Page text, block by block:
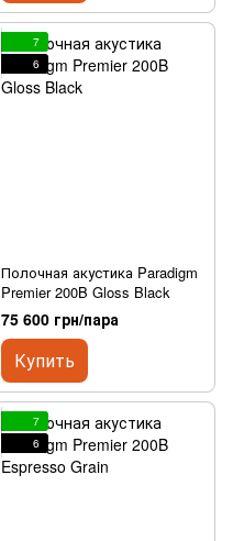
7
6
Полочная акустика Paradigm
Premier 200B Gloss Black
75 600 грн/пара
Купить
7
6